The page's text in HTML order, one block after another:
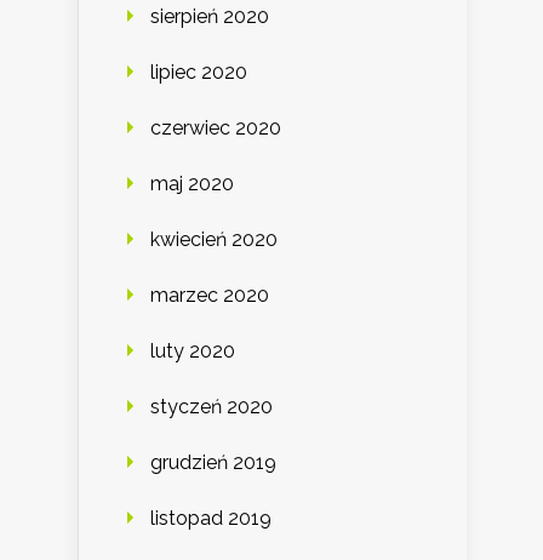
sierpień 2020
lipiec 2020
czerwiec 2020
maj 2020
kwiecień 2020
marzec 2020
luty 2020
styczeń 2020
grudzień 2019
listopad 2019